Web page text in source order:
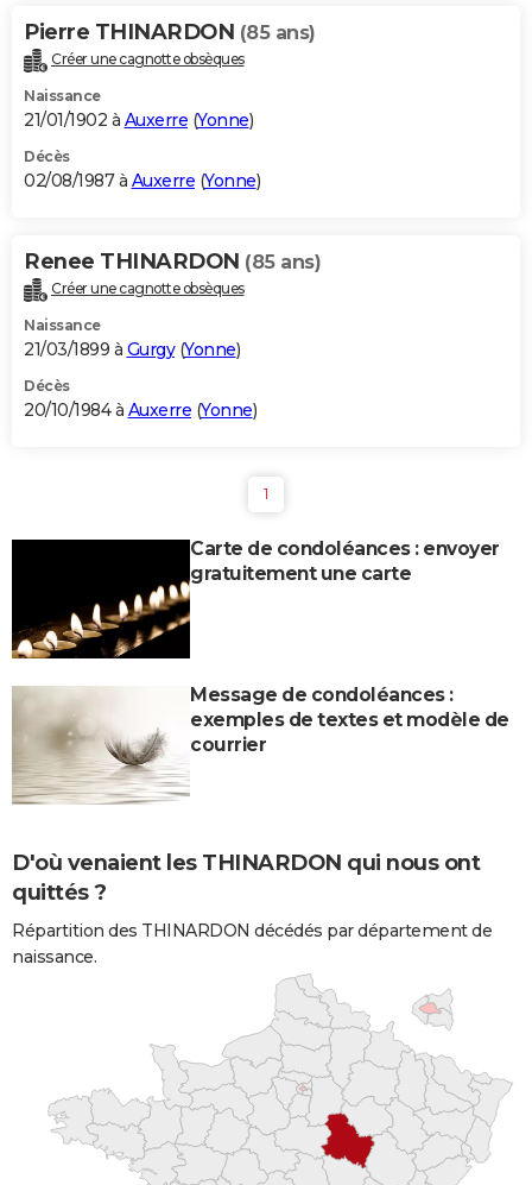
Pierre THINARDON (85 ans)
Créer une cagnotte obsèques
Naissance
21/01/1902 à Auxerre (Yonne)
Décès
02/08/1987 à Auxerre (Yonne)
Renee THINARDON (85 ans)
Créer une cagnotte obsèques
Naissance
21/03/1899 à Gurgy(Yonne)
Décès
20/10/1984 à Auxerre (Yonne)
1
Carte de condoléances : envoyer
gratuitement une carte
Message de condoléances :
exemples de textes et modèle de
courrier
D'où venaient les THINARDON qui nous ont
quittés ?
Répartition des THINARDON décédés par département de
naissance.